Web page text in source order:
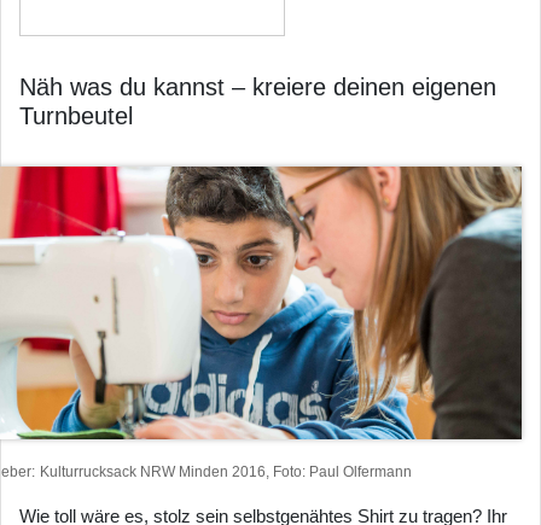
Näh was du kannst – kreiere deinen eigenen
Turnbeutel
Kulturrucksack NRW Minden 2016, Foto: Paul Olfermann
Wie toll wäre es, stolz sein selbstgenähtes Shirt zu tragen? Ihr